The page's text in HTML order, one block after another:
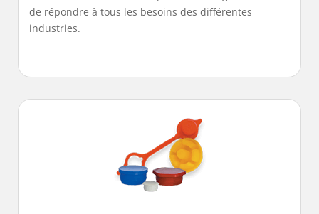
de répondre à tous les besoins des différentes
industries.